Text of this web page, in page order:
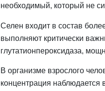
необходимый, который не
Селен входит в состав
выполняют критически
глутатионпероксидаза,
В организме взрослого
концентрация наблюдается